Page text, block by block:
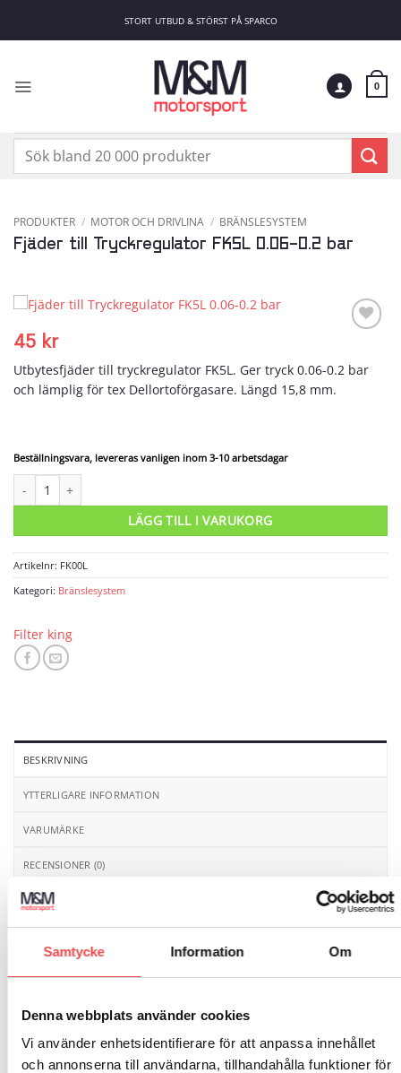
Samtycke Information Om
Denna webbplats använder cookies
Vi använder enhetsidentifierare för att anpassa innehållet
och annonserna till användarna, tillhandahålla funktioner för
STORT UTBUD & STÖRST PÅ SPARCO
0
Sök
PRODUKTER / MOTOR OCH DRIVLINA / BRÄNSLESYSTEM
Fjäder till Tryckregulator FK5L 0.06-0.2 bar
45 kr
Utbytesfjäder till tryckregulator FK5L. Ger tryck 0.06-0.2 bar
och lämplig för tex Dellortoförgasare. Längd 15,8 mm.
Beställningsvara, levereras vanligen inom 3-10 arbetsdagar
LÄGG TILL I VARUKORG
Artikelnr: FK00L
Kategori: Bränslesystem
Filter king
BESKRIVNING
YTTERLIGARE INFORMATION
VARUMÄRKE
RECENSIONER (0)
Utbytesfjäder till tryckregulator FK5L. Ger tryck 0.06-0.2
bar och lämplig för tex Dellortoförgasare. Längd 15,8
mm.